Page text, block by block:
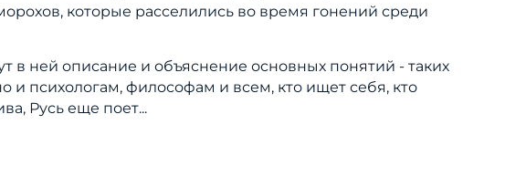
которые расселились во время гонений среди
в ней описание и объяснение основных понятий - таких
и психологам, философам и всем, кто ищет себя, кто
Русь еще поет...